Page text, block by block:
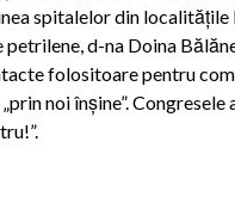
spitalelor din localităţile
d-na Doina
folositoare pentru
noi înşine”. Congresele